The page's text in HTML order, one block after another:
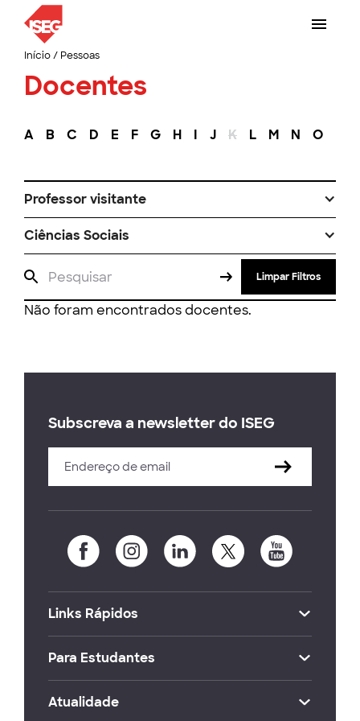
Início/ Pessoas
Docentes
A B C D E F G H I J K L M N O
Professor visitante
Ciências Sociais
Limpar Filtros
Não foram encontrados docentes.
Subscreva a newsletter do ISEG
Links Rápidos
Para Estudantes
Atualidade